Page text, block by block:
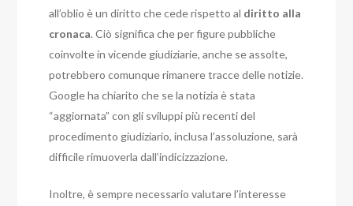
all’oblio è un diritto che cede rispetto al diritto alla
cronaca. Ciò significa che per figure pubbliche
coinvolte in vicende giudiziarie, anche se assolte,
potrebbero comunque rimanere tracce delle notizie.
Google ha chiarito che se la notizia è stata
“aggiornata” con gli sviluppi più recenti del
procedimento giudiziario, inclusa l’assoluzione, sarà
difficile rimuoverla dall’indicizzazione.
Inoltre, è sempre necessario valutare l’interesse